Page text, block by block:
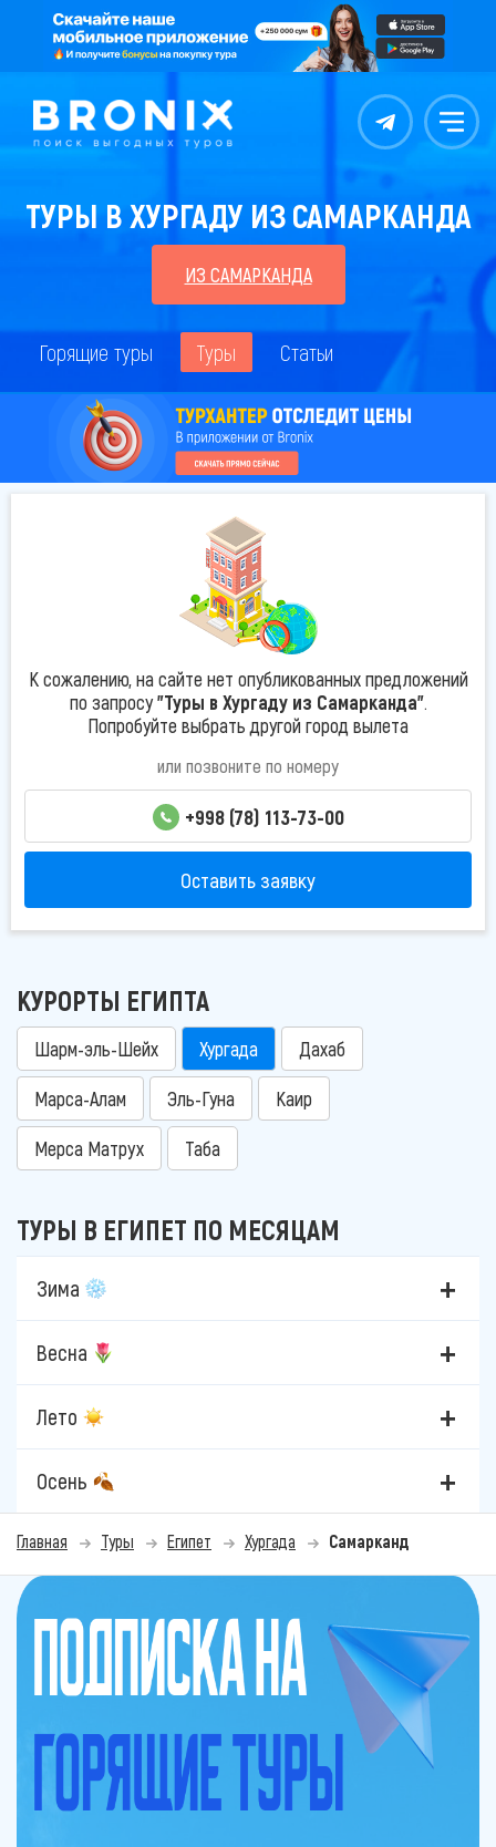
Контакты Меню
ТУРЫ В ХУРГАДУ ИЗ САМАРКАНДА
ИЗ САМАРКАНДА
Горящие туры Туры Статьи
К сожалению, на сайте нет опубликованных предложений
по запросу"Туры в Хургаду из Самарканда".
Попробуйте выбрать другой город вылета
или позвоните по номеру
+998 (78) 113-73-00
Оставить заявку
КУРОРТЫ ЕГИПТА
Шарм-эль-Шейх Хургада Дахаб
Марса-Алам Эль-Гуна Каир
Мерса Матрух Таба
ТУРЫ В ЕГИПЕТ ПО МЕСЯЦАМ
Зима
Весна
Лето
Осень
Главная Туры Египет Хургада Самарканд